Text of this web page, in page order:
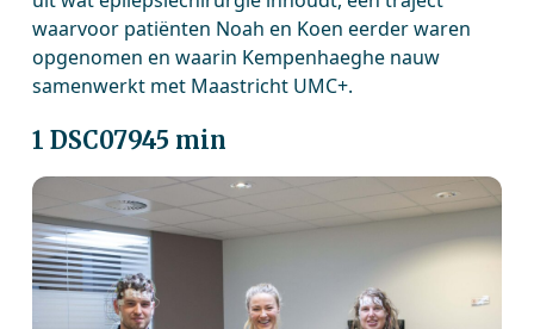
waarvoor patiënten Noah en Koen eerder waren
opgenomen en waarin Kempenhaeghe nauw
samenwerkt met Maastricht UMC+.
1 DSC07945 min